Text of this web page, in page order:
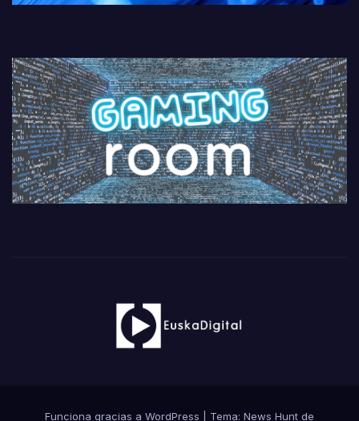
Funciona gracias a WordPress Tema: News Hunt de